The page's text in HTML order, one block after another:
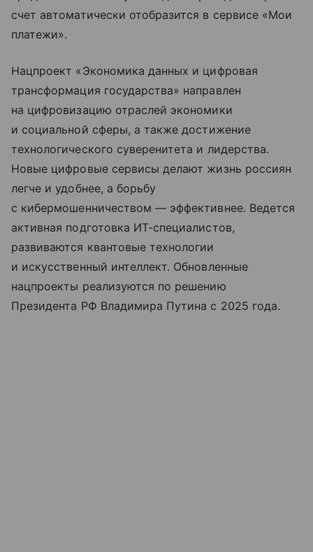
счет автоматически отобразится в сервисе «Мои
платежи».
Нацпроект «Экономика данных и цифровая
трансформация государства» направлен
на цифровизацию отраслей экономики
и социальной сферы, а также достижение
технологического суверенитета и лидерства.
Новые цифровые сервисы делают жизнь россиян
легче и удобнее, а борьбу
с кибермошенничеством — эффективнее. Ведется
активная подготовка ИТ-специалистов,
развиваются квантовые технологии
и искусственный интеллект. Обновленные
нацпроекты реализуются по решению
Президента РФ Владимира Путина с 2025 года.